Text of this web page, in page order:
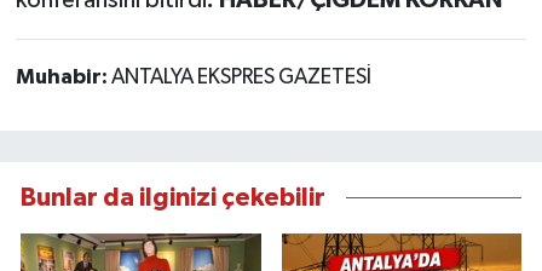
Muhabir: ANTALYA EKSPRES GAZETESİ
Bunlar da ilginizi çekebilir